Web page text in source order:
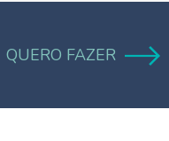
QUERO FAZER